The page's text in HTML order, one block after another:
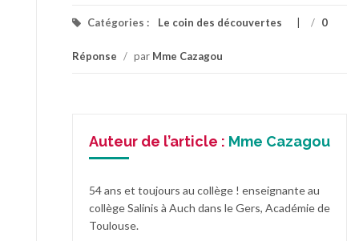
Catégories : Le coin des découvertes / 0
Réponse / par Mme Cazagou
Auteur de l’article : Mme Cazagou
54 ans et toujours au collège ! enseignante au
collège Salinis à Auch dans le Gers, Académie de
Toulouse.